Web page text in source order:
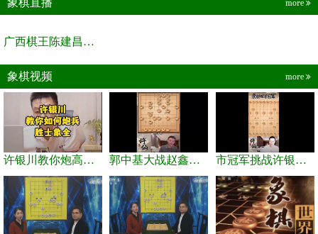
象棋直播 more
广西棋王陈建昌直播间
象棋视频 more
许银川教你炮高兵士象全如何赢士象全，简单四步即可 郭中基大战赵鑫鑫，许银川激情讲解 市冠军挑战许银川，急进中兵变化真激烈！